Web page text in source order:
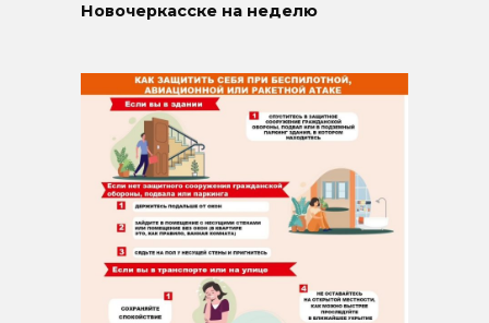
Новочеркасске на неделю